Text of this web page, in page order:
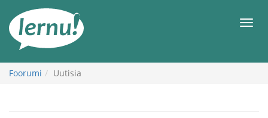
sisältöön
Foorumi Uutisia